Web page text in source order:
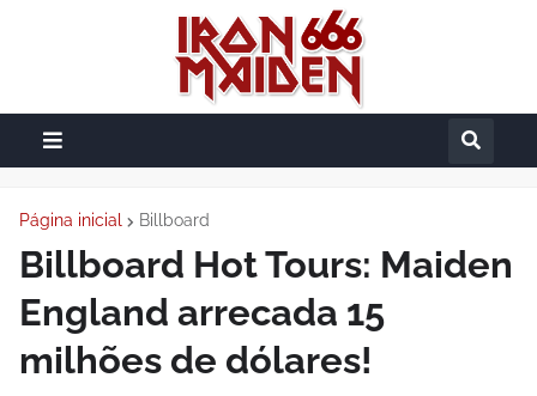
Página inicial Billboard
Billboard Hot Tours: Maiden
England arrecada 15
milhões de dólares!